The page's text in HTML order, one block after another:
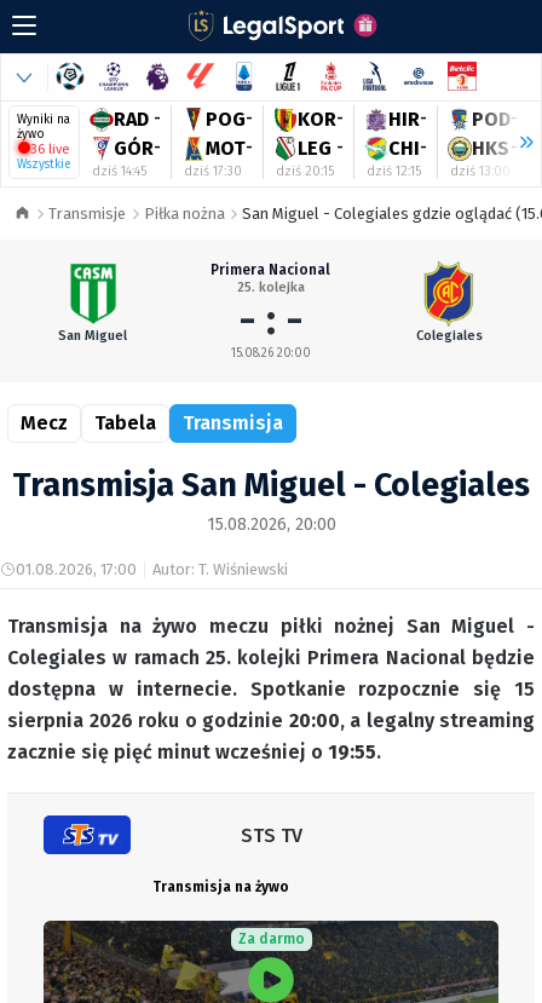
Wyniki na
żywo
36 live
Wszystkie
RAD -
GÓR-
dziś 14:45
POG-
MOT-
dziś 17:30
KOR-
LEG -
dziś 20:15
HIR-
CHI-
dziś 12:15
POD-
HKS-
dziś 13:00
Transmisje Piłka nożna San Miguel - Colegiales gdzie oglądać
San Miguel
Primera Nacional
25. kolejka
- : -
15.08.26 20:00
Colegiales
Mecz Tabela Transmisja
Transmisja San Miguel - Colegiales
15.08.2026, 20:00
01.08.2026, 17:00 Autor: T. Wiśniewski
Transmisja na żywo meczu piłki nożnej San Miguel -
Colegiales w ramach 25. kolejki Primera Nacional będzie
dostępna w internecie. Spotkanie rozpocznie się 15
sierpnia 2026 roku o godzinie 20:00, a legalny streaming
zacznie się pięć minut wcześniej o 19:55.
STS TV
Transmisja na żywo
Za darmo